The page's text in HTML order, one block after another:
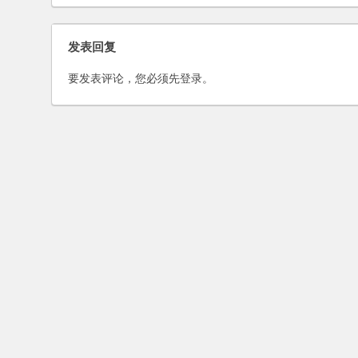
清算，是否可行？
发表回复
要发表评论，您必须先登录。